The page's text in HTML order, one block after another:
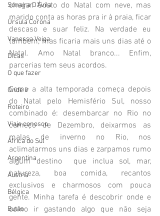
Sonaira D'Ávila
Úrsula Corona
Vanessa Veiga
Dicas
O que fazer
Onde ir
Roteiro
Viaje conosco
África do Sul
Argentina
Áustria
Bélgica
Butão
chegar. Gosto do Natal com neve, mas
marido conta as horas pra ir à praia, ficar
descaso e suar feliz. Na verdade eu
também, mas ficaria mais uns dias até o
Natal. Amo Natal branco... Enfim,
parcerias tem seus acordos.
Como a alta temporada começa depois
do Natal pelo Hemisfério Sul, nosso
combinado é: desembarcar no Rio no
começo de Dezembro, deixarmos as
malas de inverno no Rio, nos
aclimatarmos uns dias e zarpamos rumo
algum destino  que inclua sol, mar,
natureza, boa comida, recantos
exclusivos e charmosos com pouca
gente. Minha tarefa é descobrir onde e
como ir gastando algo que não seja